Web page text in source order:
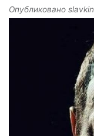
Опубликовано slavkin